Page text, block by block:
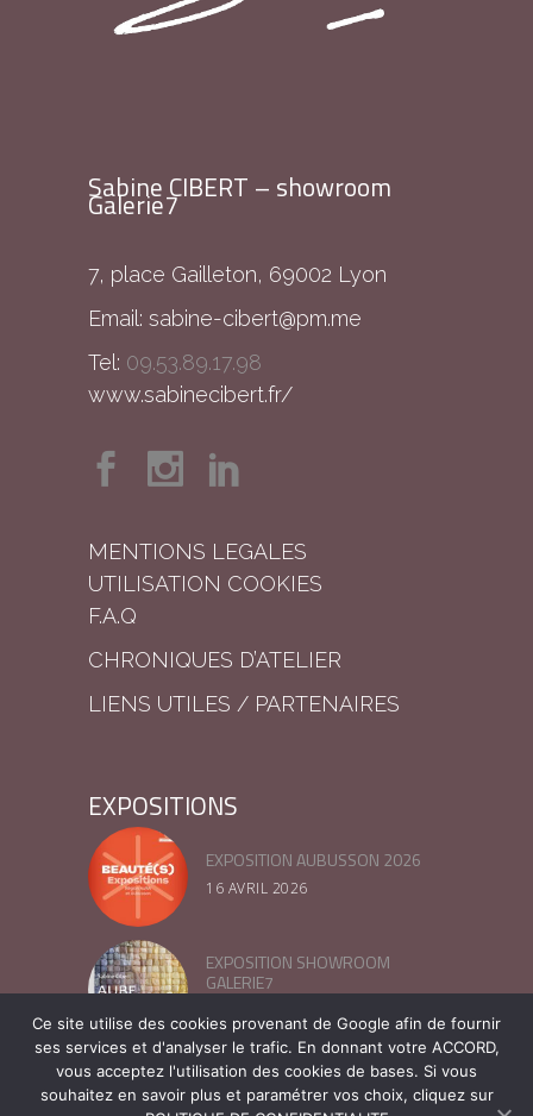
Sabine CIBERT – showroom
Galerie7
7, place Gailleton, 69002 Lyon
Email: sabine-cibert@pm.me
Tel: 09.53.89.17.98
www.sabinecibert.fr/
MENTIONS LEGALES
UTILISATION COOKIES
F.A.Q
CHRONIQUES D’ATELIER
LIENS UTILES / PARTENAIRES
EXPOSITIONS
EXPOSITION AUBUSSON 2026
16 AVRIL 2026
EXPOSITION SHOWROOM
GALERIE7
FESTIVAL LIN ET FIBRE –
NORMANDIE 2024
Ce site utilise des cookies provenant de Google afin de fournir
ses services et d'analyser le trafic. En donnant votre ACCORD,
vous acceptez l'utilisation des cookies de bases. Si vous
souhaitez en savoir plus et paramétrer vos choix, cliquez sur